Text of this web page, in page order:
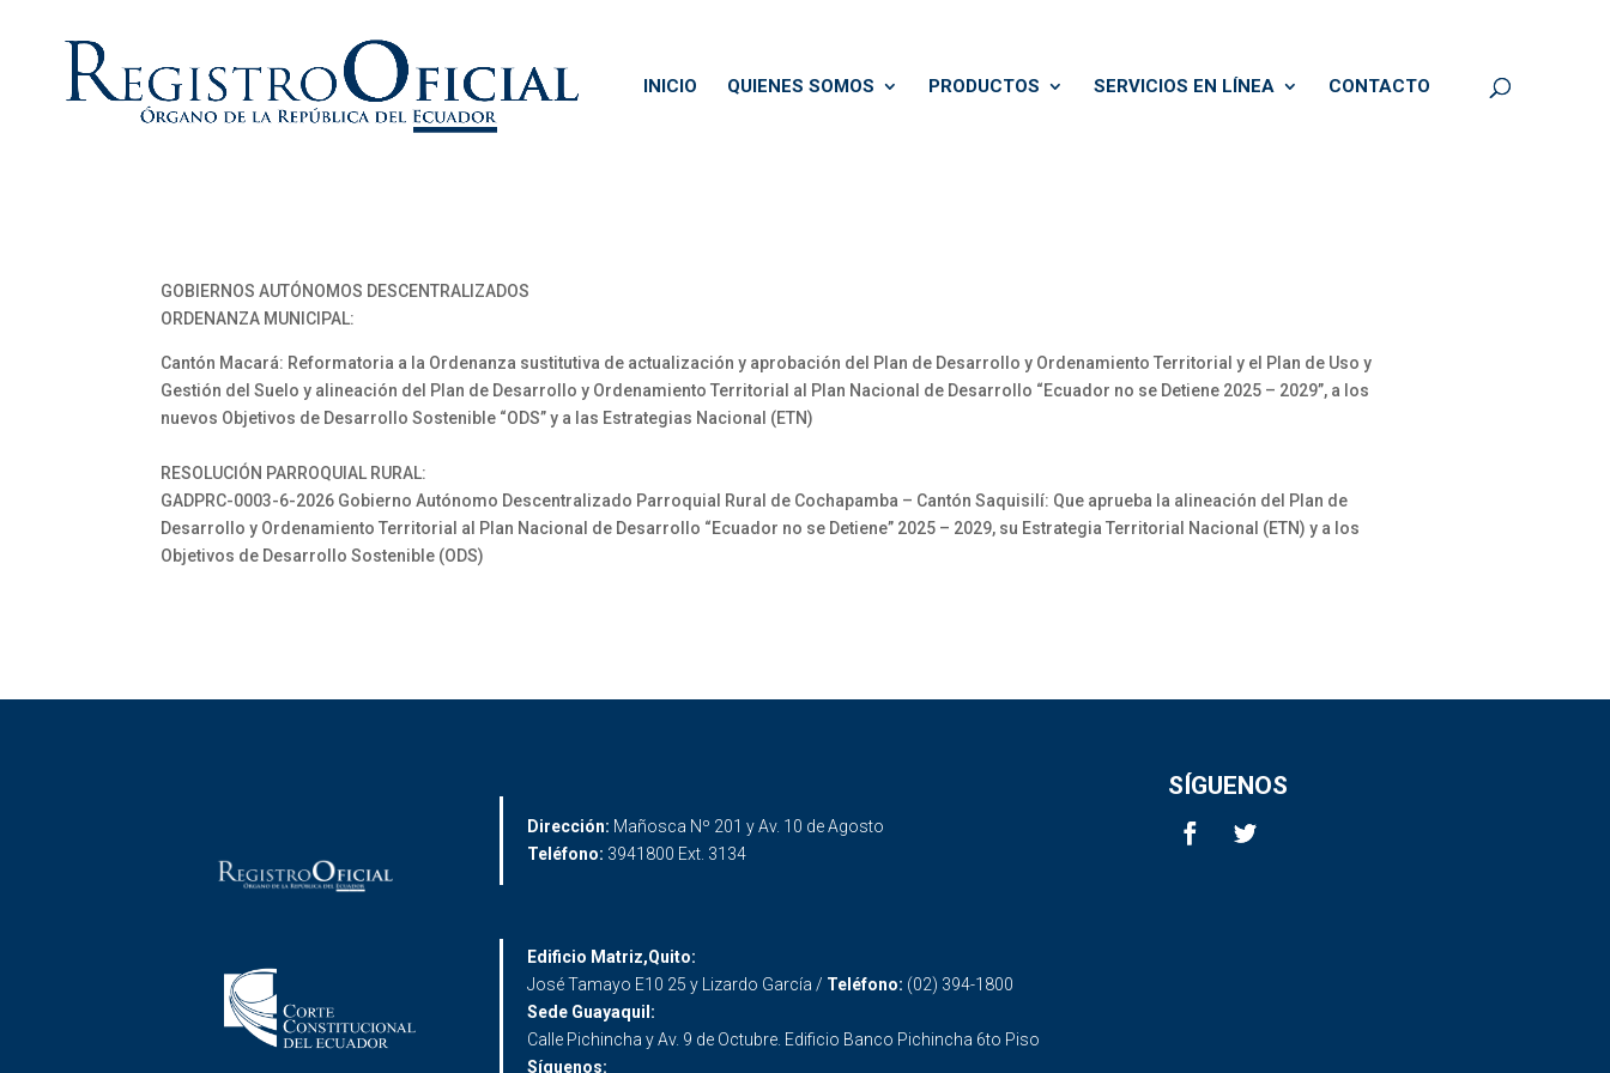
INICIO QUIENES SOMOS PRODUCTOS SERVICIOS EN LÍNEA CONTACTO
GOBIERNOS AUTÓNOMOS DESCENTRALIZADOS
ORDENANZA MUNICIPAL:
Cantón Macará: Reformatoria a la Ordenanza sustitutiva de actualización y aprobación del Plan de Desarrollo y Ordenamiento Territorial y el Plan de Uso y
Gestión del Suelo y alineación del Plan de Desarrollo y Ordenamiento Territorial al Plan Nacional de Desarrollo “Ecuador no se Detiene 2025 – 2029”, a los
nuevos Objetivos de Desarrollo Sostenible “ODS” y a las Estrategias Nacional (ETN)
RESOLUCIÓN PARROQUIAL RURAL:
GADPRC-0003-6-2026 Gobierno Autónomo Descentralizado Parroquial Rural de Cochapamba – Cantón Saquisilí: Que aprueba la alineación del Plan de
Desarrollo y Ordenamiento Territorial al Plan Nacional de Desarrollo “Ecuador no se Detiene” 2025 – 2029, su Estrategia Territorial Nacional (ETN) y a los
Objetivos de Desarrollo Sostenible (ODS)
Dirección: Mañosca Nº 201 y Av. 10 de Agosto
Teléfono: 3941800 Ext. 3134
SÍGUENOS
Edificio Matriz,Quito:
José Tamayo E10 25 y Lizardo García / Teléfono: (02) 394-1800
Sede Guayaquil:
Calle Pichincha y Av. 9 de Octubre. Edificio Banco Pichincha 6to Piso
Síguenos: